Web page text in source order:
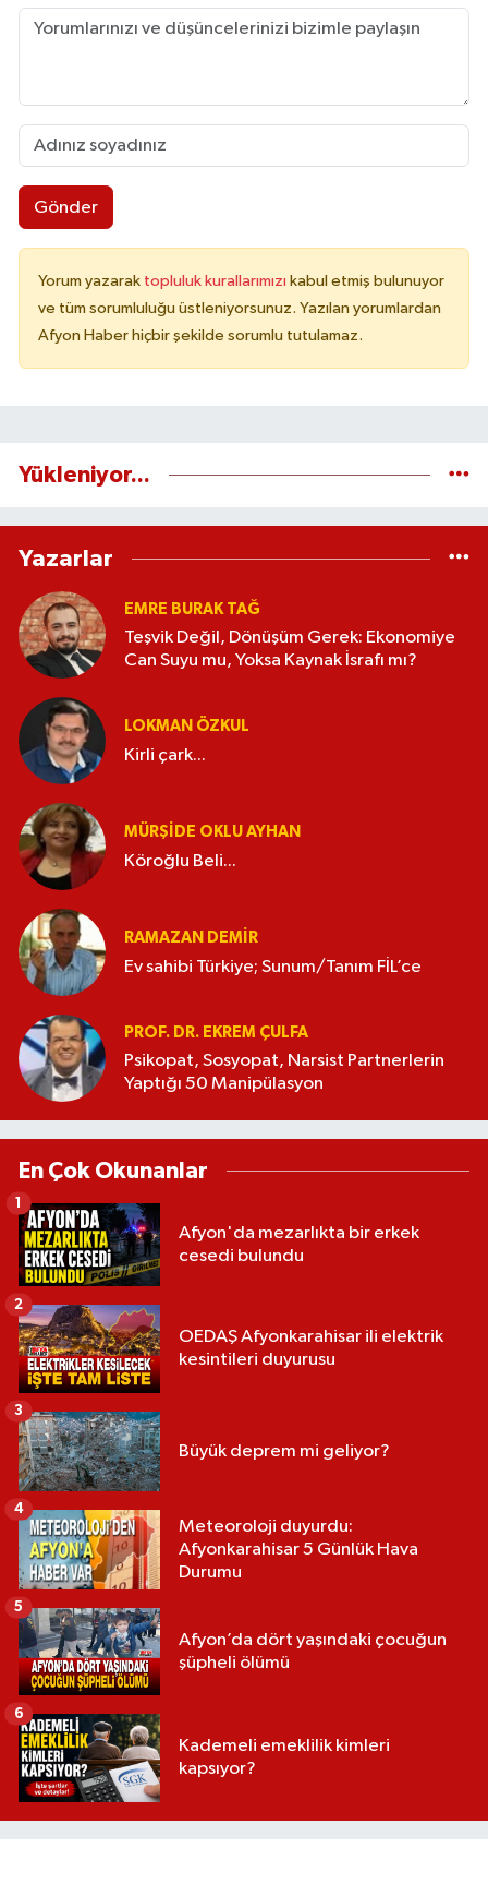
Gönder
Yorum yazarak topluluk kurallarımızı kabul etmiş bulunuyor
ve tüm sorumluluğu üstleniyorsunuz. Yazılan yorumlardan
Afyon Haber hiçbir şekilde sorumlu tutulamaz.
Yükleniyor...
Yazarlar
EMRE BURAK TAĞ
Teşvik Değil, Dönüşüm Gerek: Ekonomiye
Can Suyu mu, Yoksa Kaynak İsrafı mı?
LOKMAN ÖZKUL
Kirli çark...
MÜRŞIDE OKLU AYHAN
Köroğlu Beli...
RAMAZAN DEMİR
Ev sahibi Türkiye; Sunum/Tanım FİL’ce
PROF. DR. EKREM ÇULFA
Psikopat, Sosyopat, Narsist Partnerlerin
Yaptığı 50 Manipülasyon
En Çok Okunanlar
Afyon'da mezarlıkta bir erkek
cesedi bulundu
1
OEDAŞ Afyonkarahisar ili elektrik
kesintileri duyurusu
2
Büyük deprem mi geliyor?
3
Meteoroloji duyurdu:
Afyonkarahisar 5 Günlük Hava
Durumu
4
Afyon’da dört yaşındaki çocuğun
şüpheli ölümü
5
Kademeli emeklilik kimleri
kapsıyor?
6